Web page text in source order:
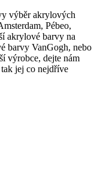
výběr akrylových
Pébeo,
akrylové barvy na
barvy VanGogh, nebo
výrobce, dejte nám
jej co nejdříve